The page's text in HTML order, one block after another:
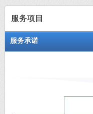
服务项目
服务承诺